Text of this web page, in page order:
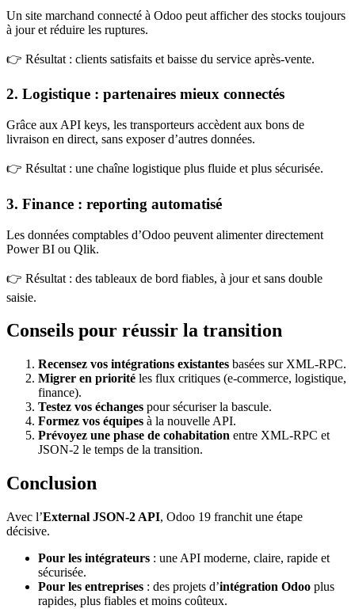
Un site marchand connecté à Odoo peut afficher des stocks toujours
à jour et réduire les ruptures.
👉 Résultat : clients satisfaits et baisse du service après-vente.
2. Logistique : partenaires mieux connectés
Grâce aux API keys, les transporteurs accèdent aux bons de
livraison en direct, sans exposer d’autres données.
👉 Résultat : une chaîne logistique plus fluide et plus sécurisée.
3. Finance : reporting automatisé
Les données comptables d’Odoo peuvent alimenter directement
Power BI ou Qlik.
👉 Résultat : des tableaux de bord fiables, à jour et sans double
saisie.
Conseils pour réussir la transition
Recensez vos intégrations existantes basées sur XML-RPC.
Migrer en priorité les flux critiques (e-commerce, logistique,
finance).
Testez vos échanges pour sécuriser la bascule.
Formez vos équipes à la nouvelle API.
Prévoyez une phase de cohabitation entre XML-RPC et
JSON-2 le temps de la transition.
Conclusion
Avec l’External JSON-2 API, Odoo 19 franchit une étape
décisive.
Pour les intégrateurs : une API moderne, claire, rapide et
sécurisée.
Pour les entreprises : des projets d’intégration Odoo plus
rapides, plus fiables et moins coûteux.